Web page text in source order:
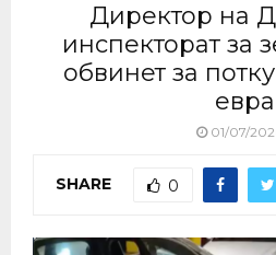
Директор на
инспекторат за
обвинет за
евра
01/07/
SHARE 0